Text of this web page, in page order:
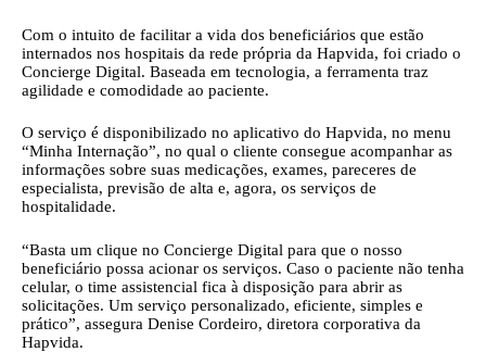
Com o intuito de facilitar a vida dos beneficiários que estão
internados nos hospitais da rede própria da Hapvida, foi criado o
Concierge Digital. Baseada em tecnologia, a ferramenta traz
agilidade e comodidade ao paciente.
O serviço é disponibilizado no aplicativo do Hapvida, no menu
“Minha Internação”, no qual o cliente consegue acompanhar as
informações sobre suas medicações, exames, pareceres de
especialista, previsão de alta e, agora, os serviços de
hospitalidade.
“Basta um clique no Concierge Digital para que o nosso
beneficiário possa acionar os serviços. Caso o paciente não tenha
celular, o time assistencial fica à disposição para abrir as
solicitações. Um serviço personalizado, eficiente, simples e
prático”, assegura Denise Cordeiro, diretora corporativa da
Hapvida.